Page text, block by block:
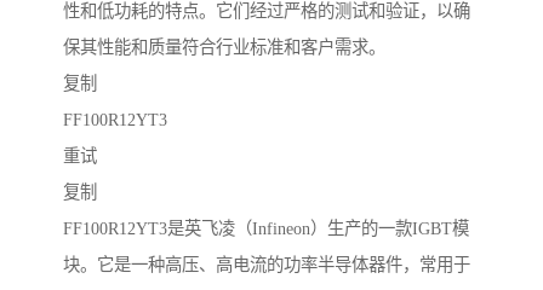
性和低功耗的特点。它们经过严格的测试和验证，以确
保其性能和质量符合行业标准和客户需求。
复制
FF100R12YT3
重试
复制
FF100R12YT3是英飞凌（Infineon）生产的一款IGBT模
块。它是一种高压、高电流的功率半导体器件，常用于